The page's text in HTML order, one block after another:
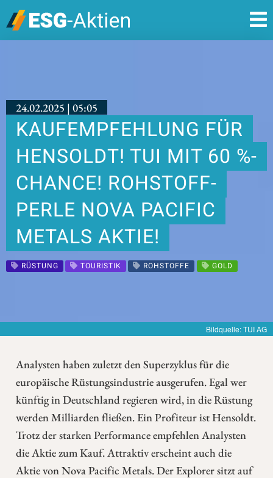
24.02.2025 | 05:05
KAUFEMPFEHLUNG FÜR
HENSOLDT! TUI MIT 60 %-
CHANCE! ROHSTOFF-
PERLE NOVA PACIFIC
METALS AKTIE!
RÜSTUNG TOURISTIK ROHSTOFFE GOLD
Bildquelle: TUI AG
Analysten haben zuletzt den Superzyklus für die
europäische Rüstungsindustrie ausgerufen. Egal wer
künftig in Deutschland regieren wird, in die Rüstung
werden Milliarden fließen. Ein Profiteur ist Hensoldt.
Trotz der starken Performance empfehlen Analysten
die Aktie zum Kauf. Attraktiv erscheint auch die
Aktie von Nova Pacific Metals. Der Explorer sitzt auf